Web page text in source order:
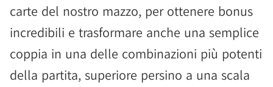
carte del nostro mazzo, per ottenere bonus
incredibili e trasformare anche una semplice
coppia in una delle combinazioni più potenti
della partita, superiore persino a una scala